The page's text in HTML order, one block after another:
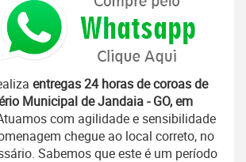
entregas 24 horas de coroas de
Municipal de Jandaia - GO, em
com agilidade e sensibilidade
chegue ao local correto, no
Sabemos que este é um período